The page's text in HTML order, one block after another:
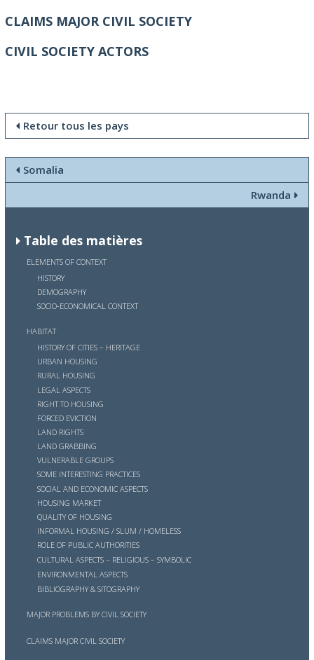
CLAIMS MAJOR CIVIL SOCIETY
CIVIL SOCIETY ACTORS
Retour tous les pays
Somalia
Rwanda
Table des matières
ELEMENTS OF CONTEXT
HISTORY
DEMOGRAPHY
SOCIO-ECONOMICAL CONTEXT
HABITAT
HISTORY OF CITIES – HERITAGE
URBAN HOUSING
RURAL HOUSING
LEGAL ASPECTS
RIGHT TO HOUSING
FORCED EVICTION
LAND RIGHTS
LAND GRABBING
VULNERABLE GROUPS
SOME INTERESTING PRACTICES
SOCIAL AND ECONOMIC ASPECTS
HOUSING MARKET
QUALITY OF HOUSING
INFORMAL HOUSING / SLUM / HOMELESS
ROLE OF PUBLIC AUTHORITIES
CULTURAL ASPECTS – RELIGIOUS – SYMBOLIC
ENVIRONMENTAL ASPECTS
BIBLIOGRAPHY & SITOGRAPHY
MAJOR PROBLEMS BY CIVIL SOCIETY
CLAIMS MAJOR CIVIL SOCIETY